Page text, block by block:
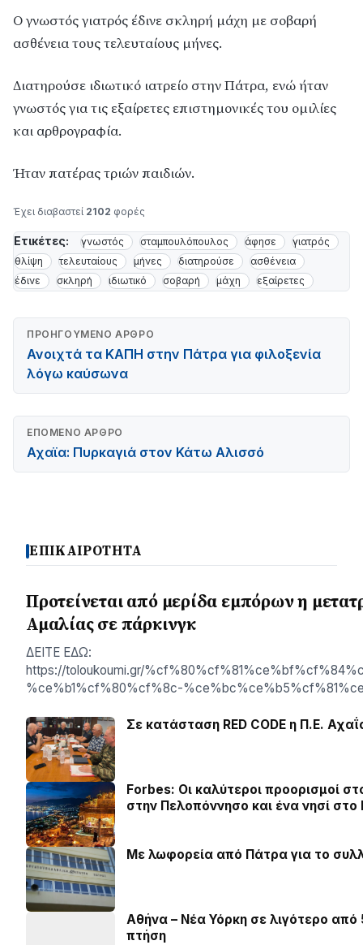
Ο γνωστός γιατρός έδινε σκληρή μάχη με σοβαρή
ασθένεια τους τελευταίους μήνες.
Διατηρούσε ιδιωτικό ιατρείο στην Πάτρα, ενώ ήταν
γνωστός για τις εξαίρετες επιστημονικές του ομιλίες
και αρθρογραφία.
Ήταν πατέρας τριών παιδιών.
Έχει διαβαστεί 2102 φορές
Ετικέτες: γνωστός σταμπουλόπουλος άφησε
γιατρός
θλίψη
τελευταίους μήνες διατηρούσε
ασθένεια
έδινε
σκληρή ιδιωτικό σοβαρή μάχη εξαίρετες
ΠΡΟΗΓΟΎΜΕΝΟ ΆΡΘΡΟ
Ανοιχτά τα ΚΑΠΗ στην Πάτρα για φιλοξενία
λόγω καύσωνα
ΕΠΌΜΕΝΟ ΆΡΘΡΟ
Αχαϊα: Πυρκαγιά στον Κάτω Αλισσό
ΕΠΙΚΑΙΡΟΤΗΤΑ
Προτείνεται από μερίδα εμπόρων η
Αμαλίας σε πάρκινγκ
ΔΕΙΤΕ ΕΔΩ:
https://toloukoumi.gr/
%ce%b1%cf%80%cf%8c-
Σε κατάσταση RED CODE η Π.Ε.
Forbes: Οι καλύτεροι προορισμοί
στην Πελοπόννησο και ένα νησί στο
Με λωφορεία από Πάτρα για το
Αθήνα – Νέα Υόρκη σε λιγότερο
πτήση